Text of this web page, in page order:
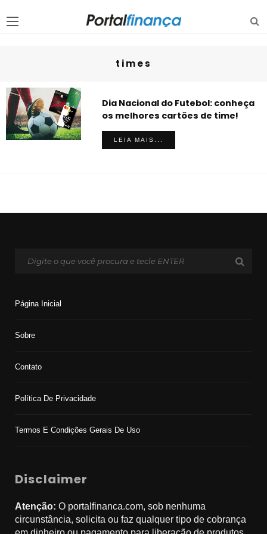
times
Dia Nacional do Futebol: conheça
os melhores cartões de time!
LEIA MAIS...
Página Inicial
Sobre
Contato
Política De Privacidade
Termos E Condições Gerais De Uso
Disclaimer
Atenção: O portalfinanca.com, sob nenhuma
circunstância, solicita ou faz qualquer tipo de cobrança